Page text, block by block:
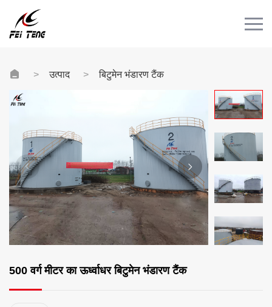
संपर्क
उत्पाद बिटुमेन भंडारण टैंक
500 वर्ग मीटर का ऊर्ध्वाधर बिटुमेन भंडारण टैंक